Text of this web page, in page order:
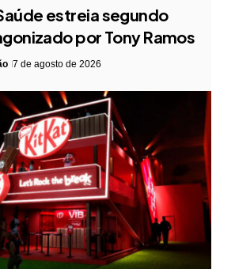
estreia segundo
por Tony Ramos
7 de agosto de 2026